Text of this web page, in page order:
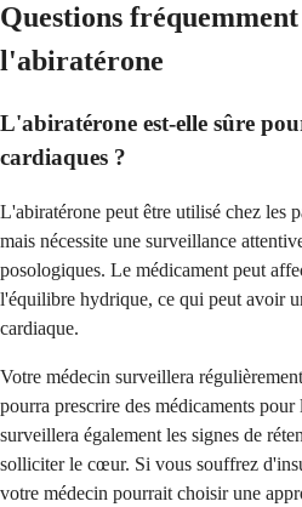
Questions fréquemment
l'abiratérone
L'abiratérone est-elle sûre
cardiaques ?
L'abiratérone peut être utilisé chez les
mais nécessite une surveillance
posologiques. Le médicament peut
l'équilibre hydrique, ce qui peut avoir
cardiaque.
Votre médecin surveillera
pourra prescrire des médicaments pour
surveillera également les signes de
solliciter le cœur. Si vous souffrez
votre médecin pourrait choisir une